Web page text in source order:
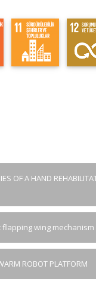
OF A HAND
wing mechanism
ROBOT PLATFORM